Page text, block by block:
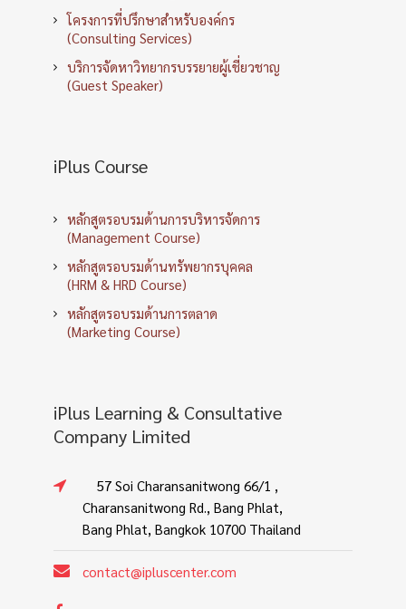
โครงการที่ปรึกษาสำหรับองค์กร
(Consulting Services)
บริการจัดหาวิทยากรบรรยายผู้เชี่ยวชาญ
(Guest Speaker)
iPlus Course
หลักสูตรอบรมด้านการบริหารจัดการ
(Management Course)
หลักสูตรอบรมด้านทรัพยากรบุคคล
(HRM & HRD Course)
หลักสูตรอบรมด้านการตลาด
(Marketing Course)
iPlus Learning & Consultative
Company Limited
57 Soi Charansanitwong 66/1 ,
Charansanitwong Rd., Bang Phlat,
Bang Phlat, Bangkok 10700 Thailand
contact@ipluscenter.com